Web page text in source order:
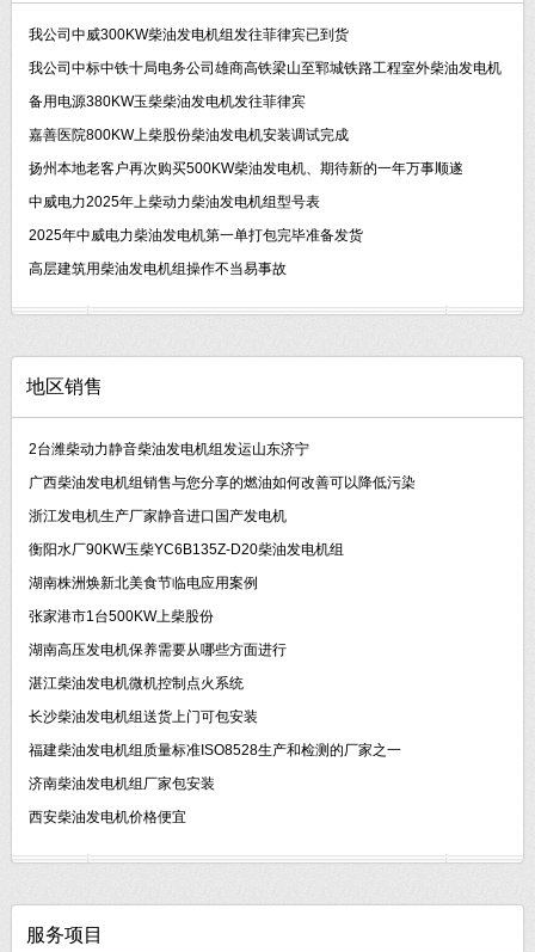
我公司中威300KW柴油发电机组发往菲律宾已到货
我公司中标中铁十局电务公司雄商高铁梁山至郓城铁路工程室外柴油发电机
备用电源380KW玉柴柴油发电机发往菲律宾
嘉善医院800KW上柴股份柴油发电机安装调试完成
扬州本地老客户再次购买500KW柴油发电机、期待新的一年万事顺遂
中威电力2025年上柴动力柴油发电机组型号表
2025年中威电力柴油发电机第一单打包完毕准备发货
高层建筑用柴油发电机组操作不当易事故
地区销售
2台潍柴动力静音柴油发电机组发运山东济宁
广西柴油发电机组销售与您分享的燃油如何改善可以降低污染
浙江发电机生产厂家静音进口国产发电机
衡阳水厂90KW玉柴YC6B135Z-D20柴油发电机组
湖南株洲焕新北美食节临电应用案例
张家港市1台500KW上柴股份
湖南高压发电机保养需要从哪些方面进行
湛江柴油发电机微机控制点火系统
长沙柴油发电机组送货上门可包安装
福建柴油发电机组质量标准ISO8528生产和检测的厂家之一
济南柴油发电机组厂家包安装
西安柴油发电机价格便宜
服务项目